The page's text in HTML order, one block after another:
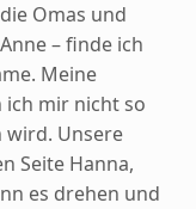
Omas und
– finde ich
Meine
ich mir nicht so
wird. Unsere
Seite Hanna,
es drehen und